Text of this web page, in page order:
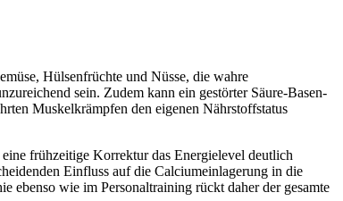
Hülsenfrüchte und Nüsse, die wahre
sein. Zudem kann ein gestörter Säure-Basen-
Muskelkrämpfen den eigenen Nährstoffstatus
frühzeitige Korrektur das Energielevel deutlich
Einfluss auf die Calciumeinlagerung in die
ebenso wie im Personaltraining rückt daher der gesamte